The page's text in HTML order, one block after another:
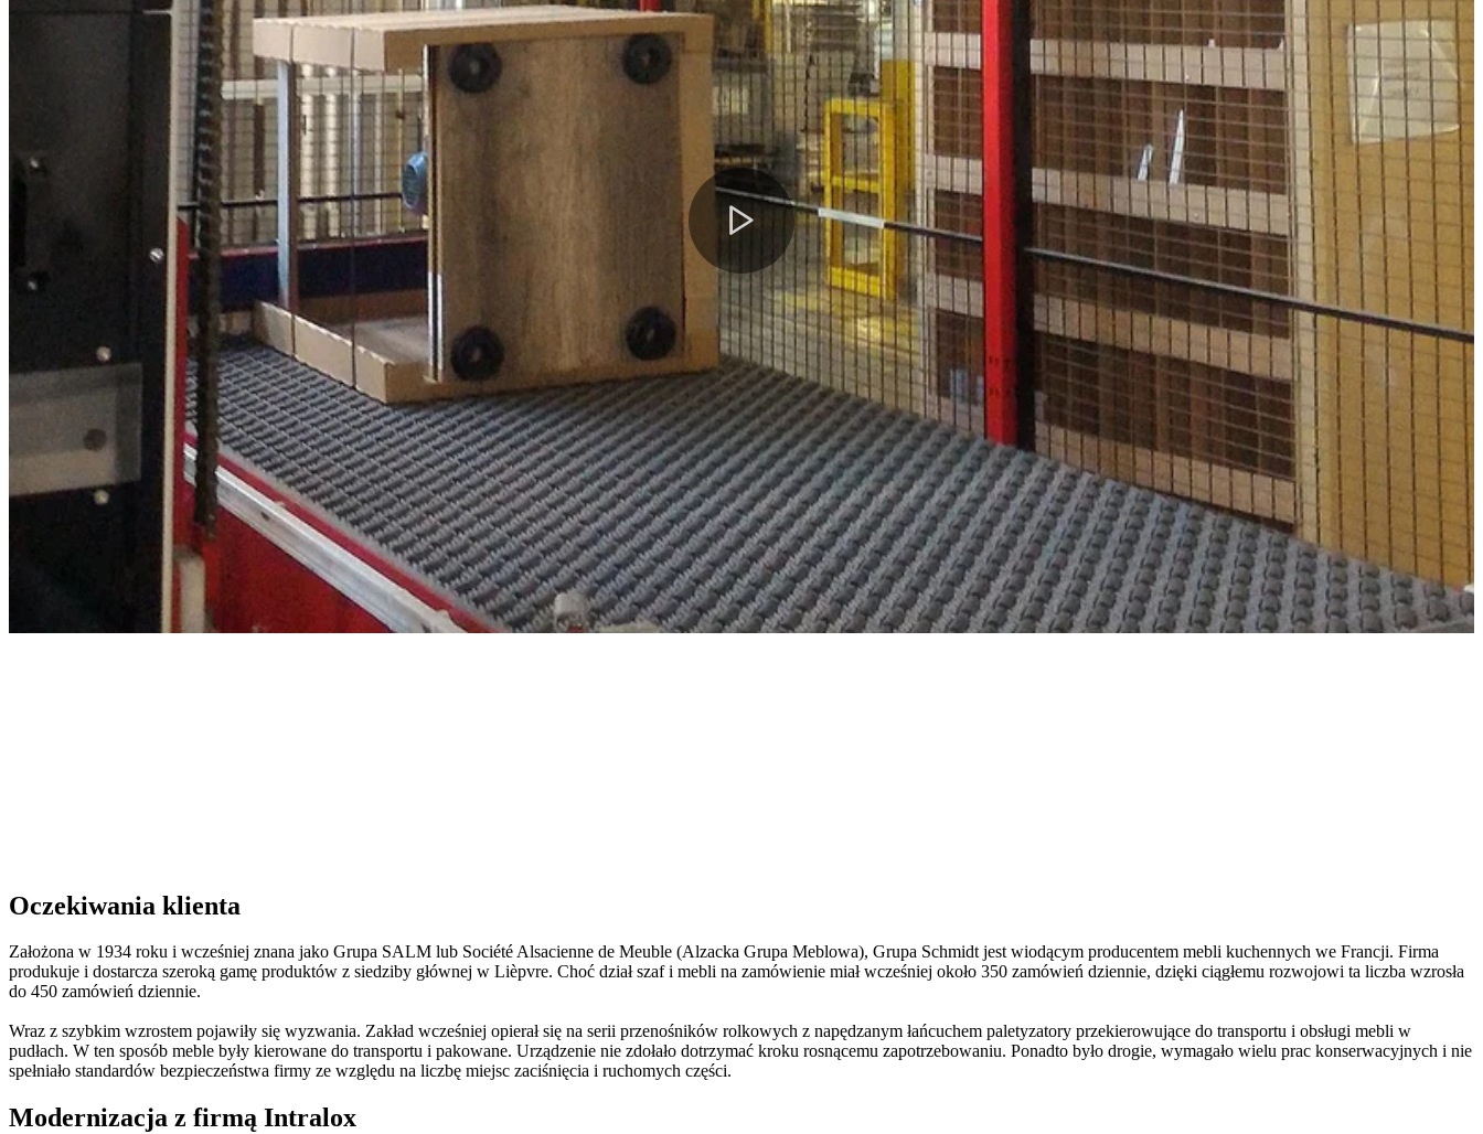
Oczekiwania klienta
Założona w 1934 roku i wcześniej znana jako Grupa SALM lub Société Alsacienne de Meuble (Alzacka Grupa Meblowa), Grupa Schmidt jest wiodącym producentem mebli kuchennych we Francji. Firma
produkuje i dostarcza szeroką gamę produktów z siedziby głównej w Lièpvre. Choć dział szaf i mebli na zamówienie miał wcześniej około 350 zamówień dziennie, dzięki ciągłemu rozwojowi ta liczba wzrosła
do 450 zamówień dziennie.
Wraz z szybkim wzrostem pojawiły się wyzwania. Zakład wcześniej opierał się na serii przenośników rolkowych z napędzanym łańcuchem paletyzatory przekierowujące do transportu i obsługi mebli w
pudłach. W ten sposób meble były kierowane do transportu i pakowane. Urządzenie nie zdołało dotrzymać kroku rosnącemu zapotrzebowaniu. Ponadto było drogie, wymagało wielu prac konserwacyjnych i nie
spełniało standardów bezpieczeństwa firmy ze względu na liczbę miejsc zaciśnięcia i ruchomych części.
Modernizacja z firmą Intralox